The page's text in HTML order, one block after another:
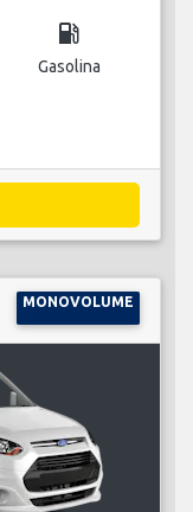
local_gas_station
Gasolina
MONOVOLUME